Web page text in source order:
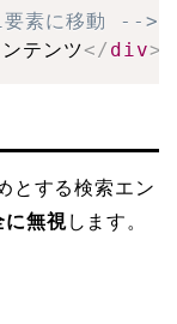
素に移動 -->
テンツ</ div>
とする検索エン
に無視します。